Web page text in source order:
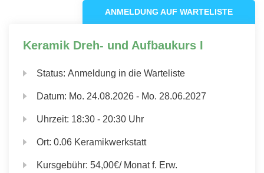
ANMELDUNG AUF WARTELISTE
Keramik Dreh- und Aufbaukurs I
Status:Anmeldung in die Warteliste
Datum: Mo. 24.08.2026 - Mo. 28.06.2027
Uhrzeit: 18:30 - 20:30 Uhr
Ort:0.06 Keramikwerkstatt
Kursgebühr:54,00€/ Monat f. Erw.